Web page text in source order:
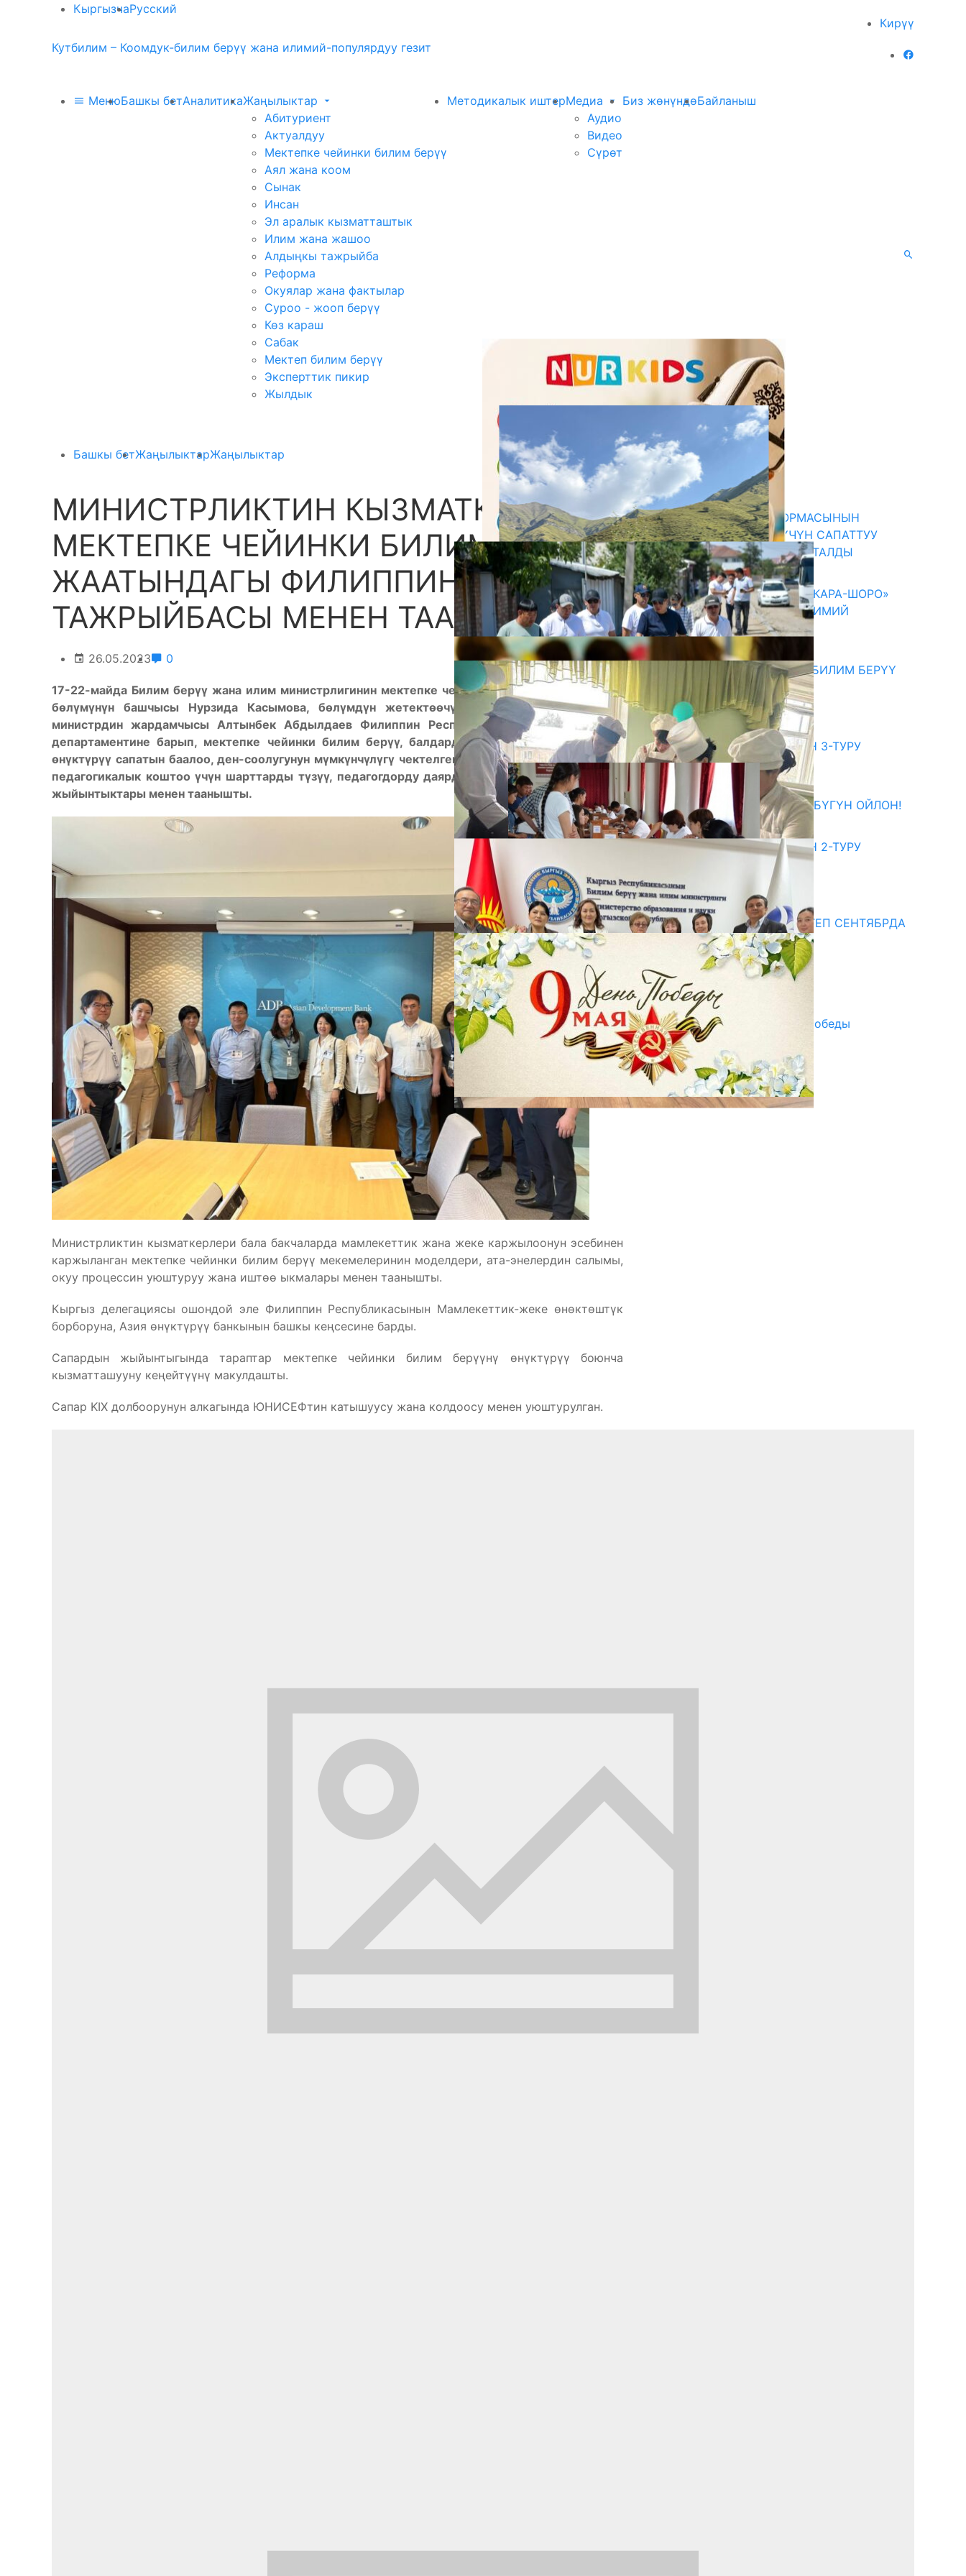
КыргызчаРусский
Кирүү
Кутбилим – Коомдук-билим берүү жана илимий-популярдуу гезит
МенюБашкы бетАналитикаЖаңылыктар
Абитуриент
Актуалдуу
Мектепке чейинки билим берүү
Аял жана коом
Сынак
Инсан
Эл аралык кызматташтык
Илим жана жашоо
Алдыңкы тажрыйба
Реформа
Окуялар жана фактылар
Суроо - жооп берүү
Көз караш
Сабак
Мектеп билим берүү
Эксперттик пикир
Жылдык
Методикалык иштерМедиа
Аудио
Видео
Сүрөт
Биз жөнүндөБайланыш
Башкы бетЖаңылыктарЖаңылыктар
МИНИСТРЛИКТИН КЫЗМАТКЕРЛЕРИ
МЕКТЕПКЕ ЧЕЙИНКИ БИЛИМ БЕРҮҮ
ЖААТЫНДАГЫ ФИЛИППИНДИН
ТАЖРЫЙБАСЫ МЕНЕН ТААНЫШТЫ
26.05.2023 0
17-22-майда Билим берүү жана илим министрлигинин мектепке чейинки билим берүү саясаты
бөлүмүнүн башчысы Нурзида Касымова, бөлүмдүн жетектөөчү адиси Динара Урматова,
министрдин жардамчысы Алтынбек Абдылдаев Филиппин Республикасынын Билим берүү
департаментине барып, мектепке чейинки билим берүү, балдарды дене-тарбиялык жактан
өнүктүрүү сапатын баалоо, ден-соолугунун мүмкүнчүлүгү чектелген балдарды психологиялык-
педагогикалык коштоо үчүн шарттарды түзүү, педагогдорду даярдоо тажрыйбасы жана анын
жыйынтыктары менен таанышты.
Министрликтин кызматкерлери бала бакчаларда мамлекеттик жана жеке каржылоонун эсебинен
каржыланган мектепке чейинки билим берүү мекемелеринин моделдери, ата-энелердин салымы,
окуу процессин уюштуруу жана иштөө ыкмалары менен таанышты.
Кыргыз делегациясы ошондой эле Филиппин Республикасынын Мамлекеттик-жеке өнөктөштүк
борборуна, Азия өнүктүрүү банкынын башкы кеңсесине барды.
Сапардын жыйынтыгында тараптар мектепке чейинки билим берүүнү өнүктүрүү боюнча
кызматташууну кеңейтүүнү макулдашты.
Сапар KIX долбоорунун алкагында ЮНИСЕФтин катышуусу жана колдоосу менен уюштурулган.
Акыркы жаңылыктар
«НУРКИДС» ЭКОПЛАТФОРМАСЫНЫН
ТААНЫТЫМЫ: БАЛДАР ҮЧҮН САПАТТУУ
КЫРГЫЗЧА КОНТЕНТ СУНУШТАЛДЫ
06.08.2026
ОШМУНУН ОКУТУУЧУЛАРЫ «КАРА-ШОРО»
ЖАРАТЫЛЫШ ПАРКЫНДА ИЛИМИЙ
ЭКСПЕДИЦИЯ ӨТКӨРҮШТҮ
06.08.2026
МЭР АЙБЕК ДЖУНУШАЛИЕВ БИЛИМ БЕРҮҮ
МЕКЕМЕЛЕРИН КЫДЫРДЫ
06.08.2026
Абитуриент
ЖОЖДОРГО КАБЫЛ АЛУУНУН 3-ТУРУ
БАШТАЛДЫ
27.07.2026
ӨЗҮҢДҮН КЕЛЕЧЕГИҢ ҮЧҮН БҮГҮН ОЙЛОН!
20.07.2026
ЖОЖДОРГО КАБЫЛ АЛУУНУН 2-ТУРУ
20.07.2026
Медиа
СУЗАКТА 750 ОРУНДУУ МЕКТЕП СЕНТЯБРДА
ПАЙДАЛАНУУГА БЕРИЛЕТ
07.08.2025
Улуу Жеңиштин жандуу сөзү
29.04.2025
Награды в преддверии Дня Победы
29.04.2025